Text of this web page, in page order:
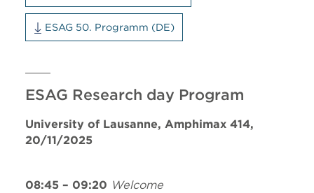
ESAG 50. Programm (DE)
ESAG Research day Program
University of Lausanne, Amphimax 414,
20/11/2025
08:45 – 09:20 Welcome